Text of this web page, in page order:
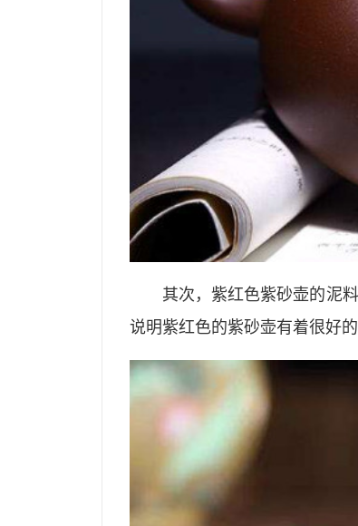
其次，紫红色紫砂壶的泥
说明紫红色的紫砂壶有着很好